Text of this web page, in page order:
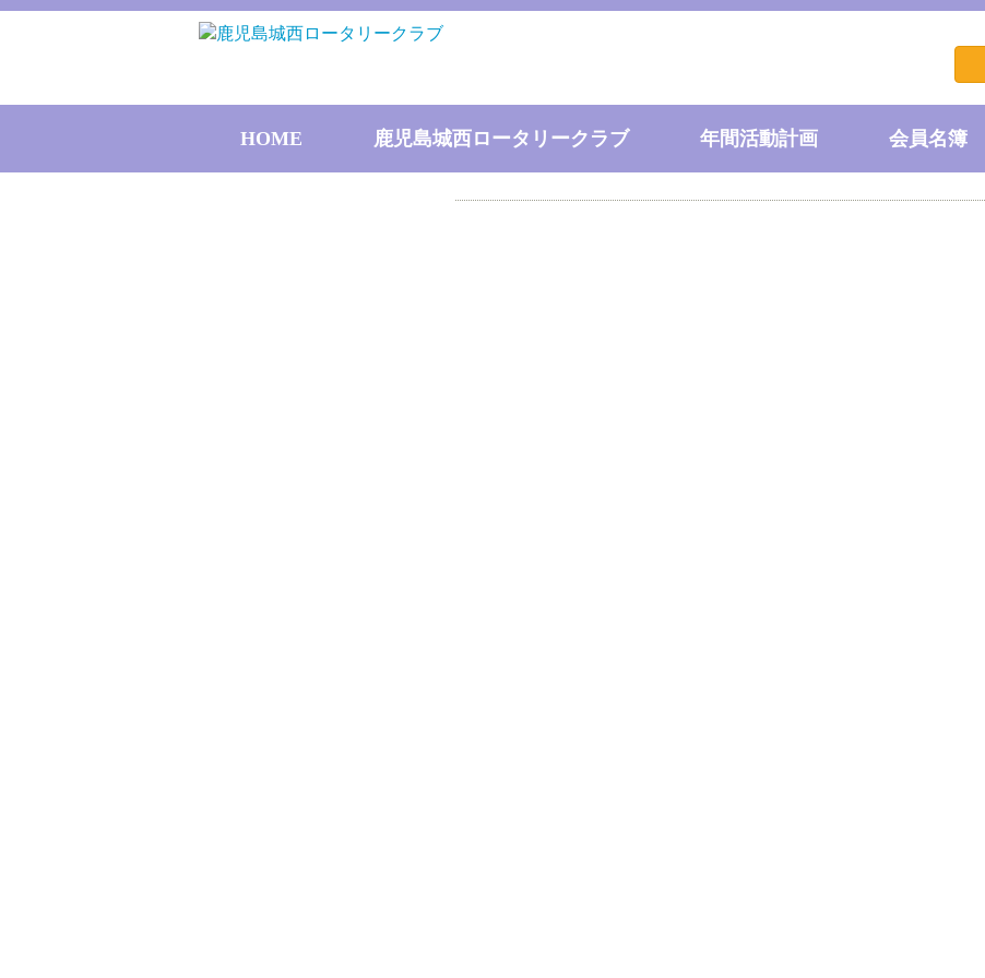
HOME 鹿児島城西ロータリークラブ
クラブ概況
会長挨拶
歴代会長・幹事
理事･役員･委員会構成
年間活動計画 会員名簿